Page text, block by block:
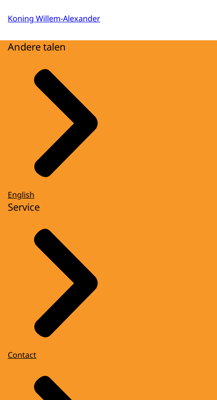
Koning Willem-Alexander
Andere talen
English
Service
Contact